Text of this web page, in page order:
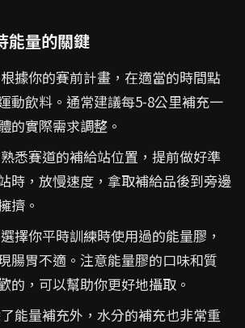
能量的關鍵
根據你的賽前計畫，在適當的時間點
動飲料。通常建議每5-8公里補充一
的實際需求調整。
熟悉賽道的補給站位置，提前做好準
時，放慢速度，拿取補給品後到旁邊
擠。
選擇你平時訓練時使用過的能量膠，
腸胃不適。注意能量膠的口味和質
的，可以幫助你更好地攝取。
能量補充外，水分的補充也非常重